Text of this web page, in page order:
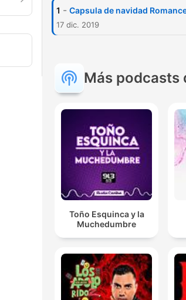
1 - Capsula de navidad
17 dic. 2019
Más podcasts
Toño Esquinca y la
Muchedumbre